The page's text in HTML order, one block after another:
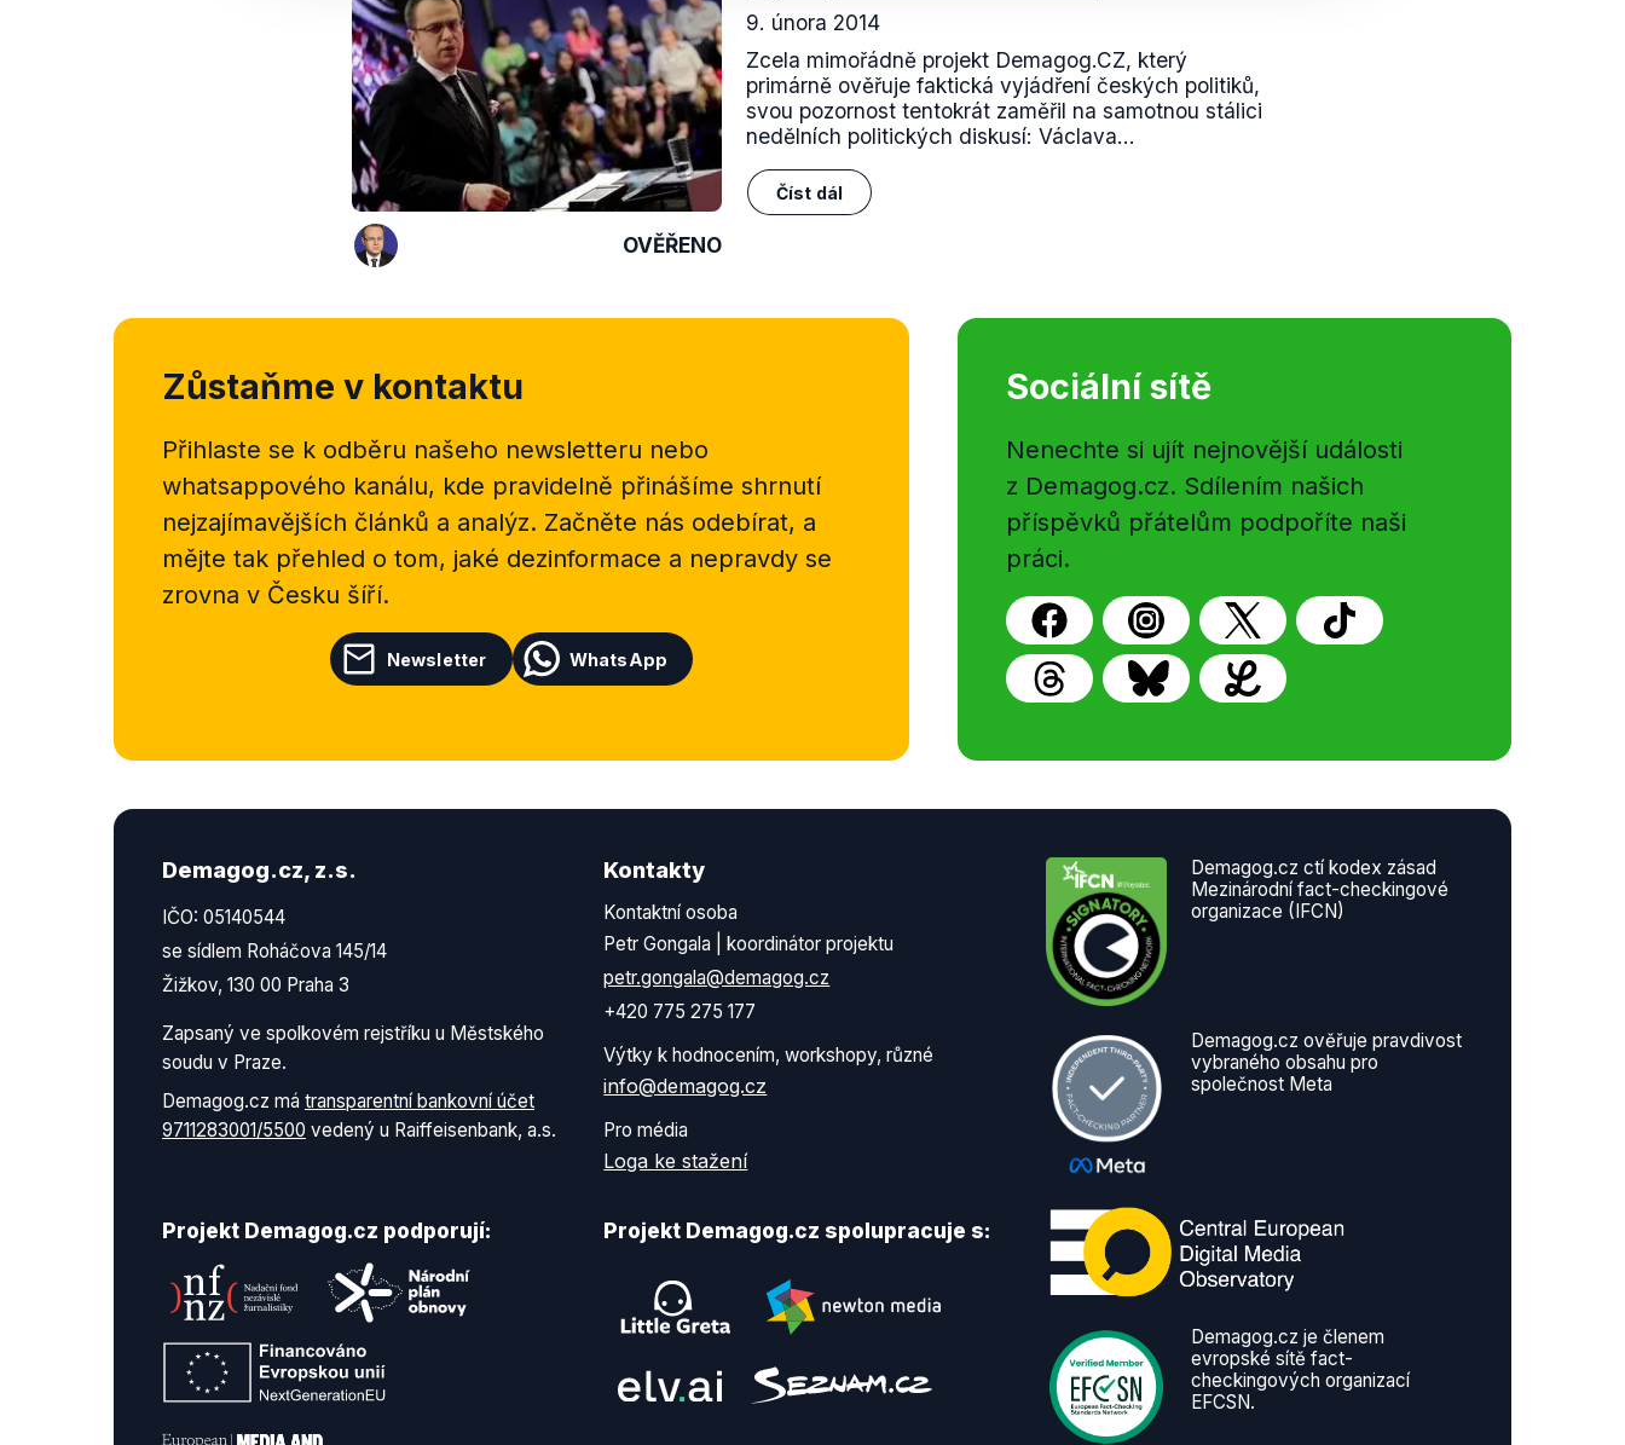
OVĚŘENO
9. února 2014
Zcela mimořádně projekt Demagog.CZ, který
primárně ověřuje faktická vyjádření českých politiků,
svou pozornost tentokrát zaměřil na samotnou stálici
nedělních politických diskusí: Václava...
Číst dál
Zůstaňme v kontaktu
Přihlaste se k odběru našeho newsletteru nebo
whatsappového kanálu, kde pravidelně přinášíme shrnutí
nejzajímavějších článků a analýz. Začněte nás odebírat, a
mějte tak přehled o tom, jaké dezinformace a nepravdy se
zrovna v Česku šíří.
Newsletter WhatsApp
Sociální sítě
Nenechte si ujít nejnovější události
z Demagog.cz. Sdílením našich
příspěvků přátelům podpoříte naši
práci.
Demagog.cz, z.s.
IČO: 05140544
se sídlem Roháčova 145/14
Žižkov, 130 00 Praha 3
Zapsaný ve spolkovém rejstříku u Městského
soudu v Praze.
Demagog.cz má transparentní bankovní účet
9711283001/5500 vedený u Raiffeisenbank, a.s.
Kontakty
Kontaktní osoba
Petr Gongala | koordinátor projektu
petr.gongala@demagog.cz
+420 775 275 177
Výtky k hodnocením, workshopy, různé
info@demagog.cz
Pro média
Loga ke stažení
Projekt Demagog.cz podporují: Projekt Demagog.cz spolupracuje s:
Demagog.cz ctí kodex zásad
Mezinárodní fact-checkingové
organizace (IFCN)
Demagog.cz ověřuje pravdivost
vybraného obsahu pro
společnost Meta
Demagog.cz je členem
evropské sítě fact-
checkingových organizací
EFCSN.